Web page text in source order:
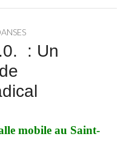
: Un
mobile au Saint-